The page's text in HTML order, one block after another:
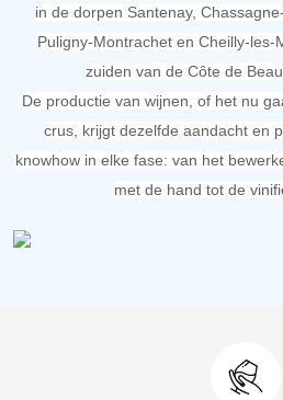
in de dorpen Santenay,
Puligny-Montrachet en Cheilly-les-
zuiden van de Côte de
De productie van wijnen, of het nu
crus, krijgt dezelfde aandacht en
knowhow in elke fase: van het
met de hand tot de